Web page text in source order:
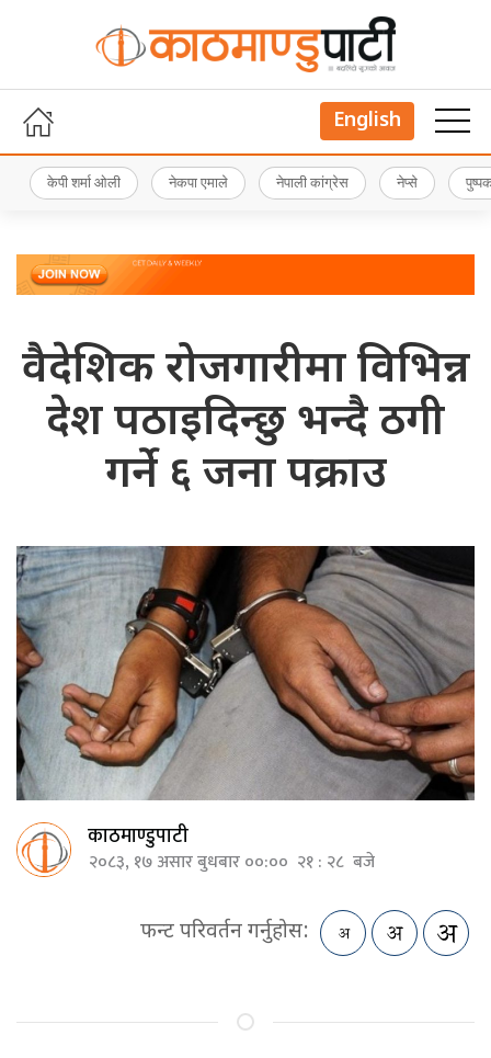
English
केपी शर्मा ओली नेकपा एमाले नेपाली कांग्रेस नेप्से
वैदेशिक रोजगारीमा विभिन्न
देश पठाइदिन्छु भन्दै ठगी
गर्ने ६ जना पक्राउ
काठमाण्डुपाटी
२०८३, १७ असार बुधबार ००:०० २१ : २८ बजे
फन्ट परिवर्तन गर्नुहोस: